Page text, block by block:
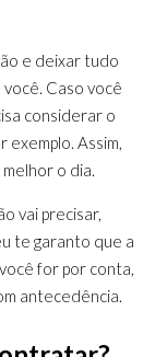
e deixar tudo
Caso você
considerar o
Assim,
o dia.
vai precisar,
te garanto que a
for por conta,
antecedência.